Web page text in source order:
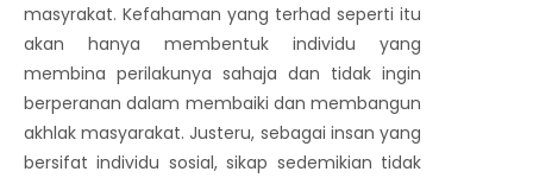
masyrakat. Kefahaman yang terhad seperti itu
akan hanya membentuk individu yang
membina perilakunya sahaja dan tidak ingin
berperanan dalam membaiki dan membangun
akhlak masyarakat. Justeru, sebagai insan yang
bersifat individu sosial, sikap sedemikian tidak